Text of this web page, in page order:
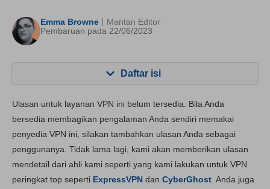
Emma Browne
Pembaruan pada 22/06/2023
Mantan Editor
Daftar isi
fitur utama 8.0
Instalasi dan App 8.4
Keandalan & Dukungan 8.4
Ulasan untuk layanan VPN ini belum tersedia. Bila Anda
bersedia membagikan pengalaman Anda sendiri memakai
penyedia VPN ini, silakan tambahkan ulasan Anda sebagai
penggunanya. Tidak lama lagi, kami akan memberikan ulasan
mendetail dari ahli kami seperti yang kami lakukan untuk VPN
peringkat top seperti ExpressVPN dan CyberGhost. Anda juga